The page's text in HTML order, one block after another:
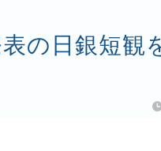
の日銀短観